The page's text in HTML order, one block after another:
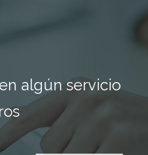
algún servicio